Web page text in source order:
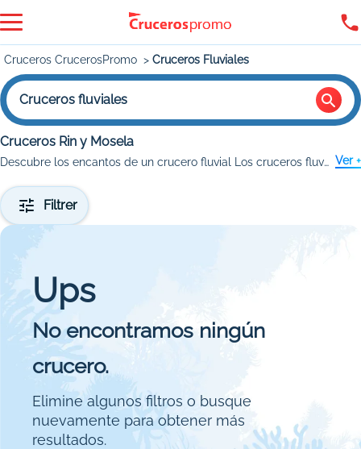
Cruceros CrucerosPromo Cruceros Fluviales
Cruceros fluviales
Cruceros Rin y Mosela
Descubre los encantos de un crucero fluvial Los cruceros fluviales son una forma única de explorar ciudades históricas y paisajes naturales, navegando por ríos emblemáticos como el Danubio, el Rin o el Sena. Ver +
Filtrer
Ups
No encontramos ningún
crucero.
Elimine algunos filtros o busque
nuevamente para obtener más
resultados.